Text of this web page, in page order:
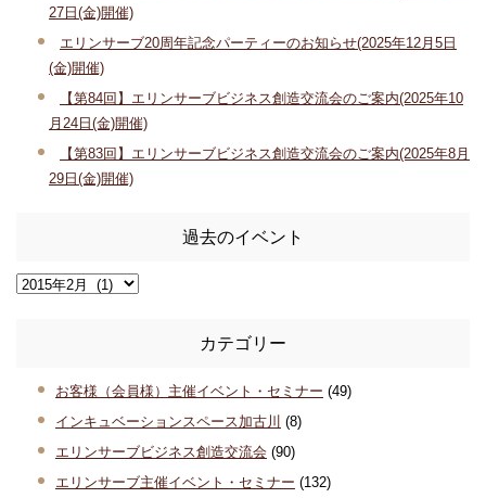
27日(金)開催)
エリンサーブ20周年記念パーティーのお知らせ(2025年12月5日
(金)開催)
【第84回】エリンサーブビジネス創造交流会のご案内(2025年10
月24日(金)開催)
【第83回】エリンサーブビジネス創造交流会のご案内(2025年8月
29日(金)開催)
過去のイベント
カテゴリー
お客様（会員様）主催イベント・セミナー (49)
インキュベーションスペース加古川 (8)
エリンサーブビジネス創造交流会 (90)
エリンサーブ主催イベント・セミナー (132)